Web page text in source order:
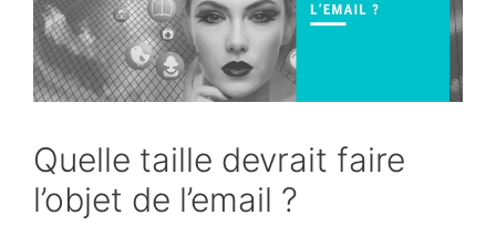
Quelle taille devrait faire
l’objet de l’email ?